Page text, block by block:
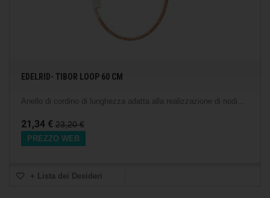
EDELRID- TIBOR LOOP 60 CM
Anello di cordino di lunghezza adatta alla realizzazione di nodi...
21,34 € 23,20 €
PREZZO WEB
+ Lista dei Desideri